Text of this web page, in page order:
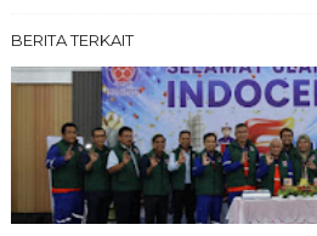
BERITA TERKAIT